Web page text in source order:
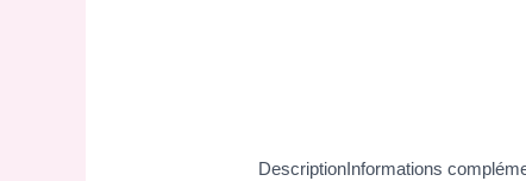
DescriptionInformations